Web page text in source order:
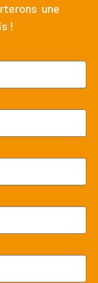
une
!